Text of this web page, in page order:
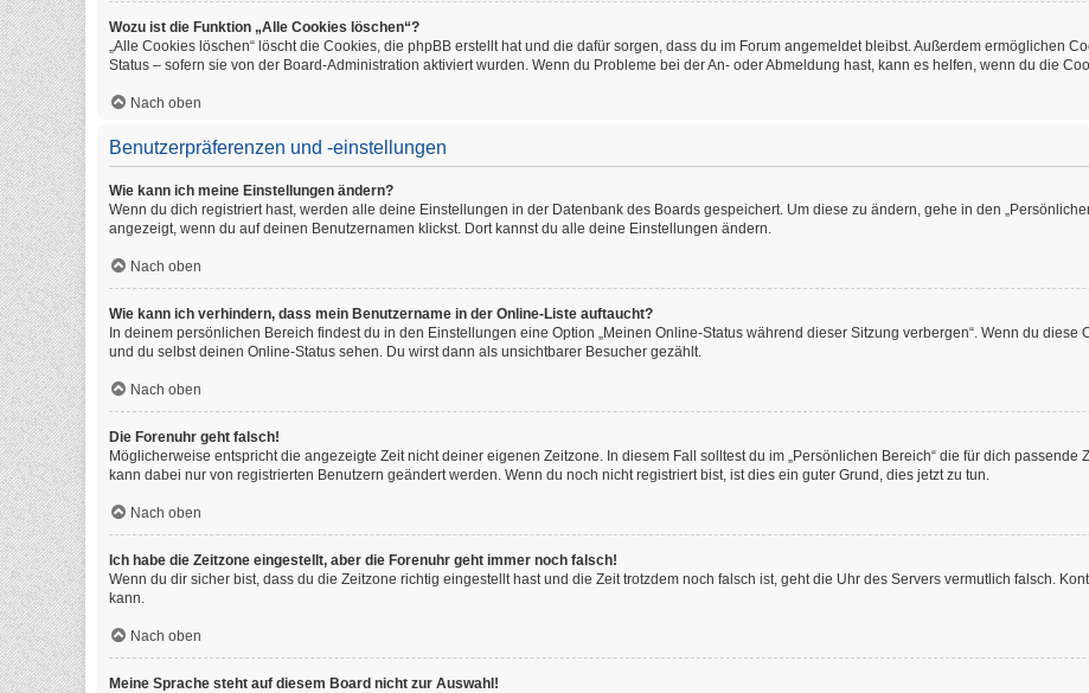
Wozu ist die Funktion „Alle Cookies löschen“?
„Alle Cookies löschen“ löscht die Cookies, die phpBB erstellt hat und die dafür sorgen, dass du im Forum angemeldet bleibst. Außerdem ermöglichen
Status – sofern sie von der Board-Administration aktiviert wurden. Wenn du Probleme bei der An- oder Abmeldung hast, kann es helfen, wenn du die
Nach oben
Benutzerpräferenzen und -einstellungen
Wie kann ich meine Einstellungen ändern?
Wenn du dich registriert hast, werden alle deine Einstellungen in der Datenbank des Boards gespeichert. Um diese zu ändern, gehe in den
angezeigt, wenn du auf deinen Benutzernamen klickst. Dort kannst du alle deine Einstellungen ändern.
Nach oben
Wie kann ich verhindern, dass mein Benutzername in der Online-Liste auftaucht?
In deinem persönlichen Bereich findest du in den Einstellungen eine Option „Meinen Online-Status während dieser Sitzung verbergen“. Wenn du
und du selbst deinen Online-Status sehen. Du wirst dann als unsichtbarer Besucher gezählt.
Nach oben
Die Forenuhr geht falsch!
Möglicherweise entspricht die angezeigte Zeit nicht deiner eigenen Zeitzone. In diesem Fall solltest du im „Persönlichen Bereich“ die für dich passende
kann dabei nur von registrierten Benutzern geändert werden. Wenn du noch nicht registriert bist, ist dies ein guter Grund, dies jetzt zu tun.
Nach oben
Ich habe die Zeitzone eingestellt, aber die Forenuhr geht immer noch falsch!
Wenn du dir sicher bist, dass du die Zeitzone richtig eingestellt hast und die Zeit trotzdem noch falsch ist, geht die Uhr des Servers vermutlich falsch.
kann.
Nach oben
Meine Sprache steht auf diesem Board nicht zur Auswahl!